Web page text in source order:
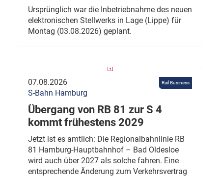
Ursprünglich war die Inbetriebnahme des neuen
elektronischen Stellwerks in Lage (Lippe) für
Montag (03.08.2026) geplant.
Rail Business
07.08.2026
S-Bahn Hamburg
Übergang von RB 81 zur S 4
kommt frühestens 2029
Jetzt ist es amtlich: Die Regionalbahnlinie RB
81 Hamburg-Hauptbahnhof – Bad Oldesloe
wird auch über 2027 als solche fahren. Eine
entsprechende Änderung zum Verkehrsvertrag